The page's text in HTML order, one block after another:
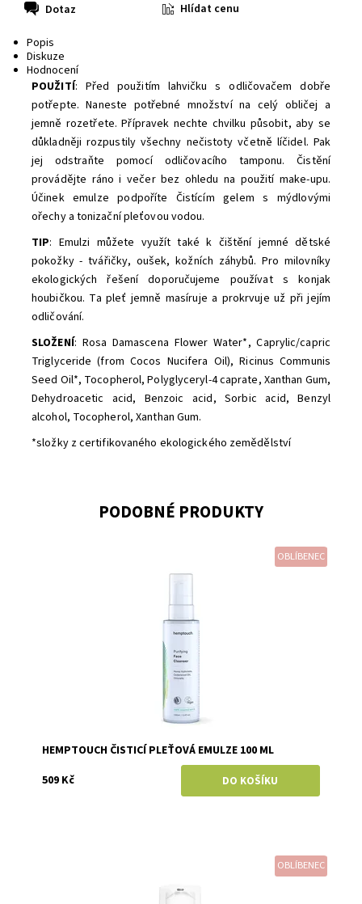
Dotaz
Hlídat cenu
Popis
Diskuze
Hodnocení
POUŽITÍ: Před použitím lahvičku s odličovačem dobře
potřepte. Naneste potřebné množství na celý obličej a
jemně rozetřete. Přípravek nechte chvilku působit, aby se
důkladněji rozpustily všechny nečistoty včetně líčidel. Pak
jej odstraňte pomocí odličovacího tamponu. Čistění
provádějte ráno i večer bez ohledu na použití make-upu.
Účinek emulze podpoříte Čistícím gelem s mýdlovými
ořechy a tonizační pleťovou vodou.
TIP: Emulzi můžete využít také k čištění jemné dětské
pokožky - tvářičky, oušek, kožních záhybů. Pro milovníky
ekologických řešení doporučujeme používat s konjak
houbičkou. Ta pleť jemně masíruje a prokrvuje už při jejím
odličování.
SLOŽENÍ: Rosa Damascena Flower Water*, Caprylic/capric
Triglyceride (from Cocos Nucifera Oil), Ricinus Communis
Seed Oil*, Tocopherol, Polyglyceryl-4 caprate, Xanthan Gum,
Dehydroacetic acid, Benzoic acid, Sorbic acid, Benzyl
alcohol, Tocopherol, Xanthan Gum.
*složky z certifikovaného ekologického zemědělství
PODOBNÉ PRODUKTY
OBLÍBENEC
Hemptouch
HEMPTOUCH ČISTICÍ PLEŤOVÁ EMULZE 100 ML
509 Kč
OBLÍBENEC
Natuint (dříve Dulcia)